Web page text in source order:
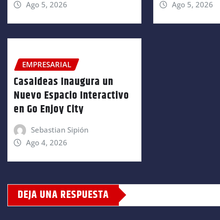
Ago 5, 2026
Ago 5, 2026
EMPRESARIAL
Casaideas Inaugura un
Nuevo Espacio Interactivo
en Go Enjoy City
Sebastian Sipión
Ago 4, 2026
DEJA UNA RESPUESTA